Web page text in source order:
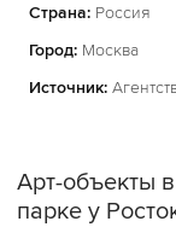
Страна: Россия
Город: Москва
Источник:
Арт-объекты
парке у